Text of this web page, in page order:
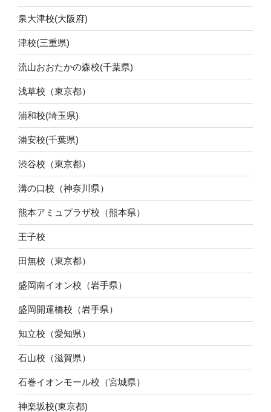
泉大津校(大阪府)
津校(三重県)
流山おおたかの森校(千葉県)
浅草校（東京都）
浦和校(埼玉県)
浦安校(千葉県)
渋谷校（東京都）
溝の口校（神奈川県）
熊本アミュプラザ校（熊本県）
王子校
田無校（東京都）
盛岡南イオン校（岩手県）
盛岡開運橋校（岩手県）
知立校（愛知県）
石山校（滋賀県）
石巻イオンモール校（宮城県）
神楽坂校(東京都)